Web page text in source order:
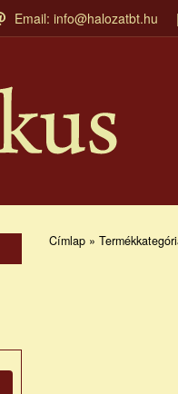
Email: info@halozatbt.hu
Címlap »